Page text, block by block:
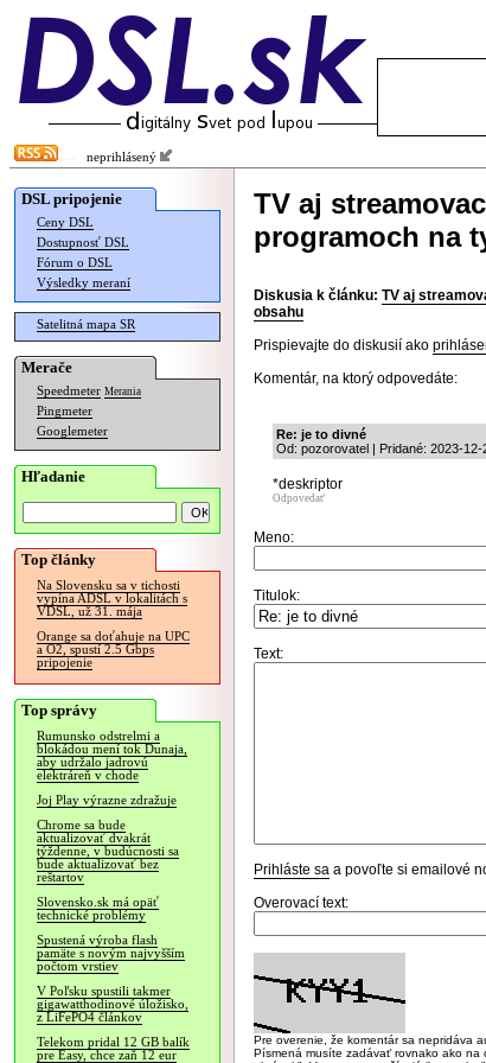
neprihlásený
DSL pripojenie
Ceny DSL
Dostupnosť DSL
Fórum o DSL
Výsledky meraní
Satelitná mapa SR
Merače
Speedmeter Merania
Pingmeter
Googlemeter
Hľadanie
Top články
Na Slovensku sa v tichosti
vypína ADSL v lokalitách s
VDSL, už 31. mája
Orange sa doťahuje na UPC
a O2, spustí 2.5 Gbps
pripojenie
Top správy
Rumunsko odstrelmi a
blokádou mení tok Dunaja,
aby udržalo jadrovú
elektráreň v chode
Joj Play výrazne zdražuje
Chrome sa bude
aktualizovať dvakrát
týždenne, v budúcnosti sa
bude aktualizovať bez
reštartov
Slovensko.sk má opäť
technické problémy
Spustená výroba flash
pamäte s novým najvyšším
počtom vrstiev
V Poľsku spustili takmer
gigawatthodinové úložisko,
z LiFePO4 článkov
Telekom pridal 12 GB balík
pre Easy, chce zaň 12 eur
TV aj
programoch na
Diskusia k článku: TV aj
obsahu
Prispievajte do diskusií ako
Komentár, na ktorý odpovedáte:
Re: je to divné
Od: pozorovatel | Pridané: 2023-12-
*deskriptor
Odpovedať
Meno:
Titulok:
Text:
Prihláste sa a povoľte si emailové
Overovací text:
Pre overenie, že komentár sa nepridáva
Písmená musíte zadávať rovnako ako